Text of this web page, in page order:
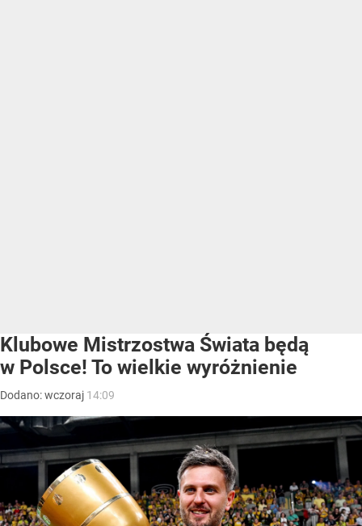
Klubowe Mistrzostwa Świata będą
w Polsce! To wielkie wyróżnienie
Dodano:wczoraj 14:09